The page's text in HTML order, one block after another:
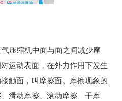
压缩机中面与面之间减少摩
运动表面，在外力作用下发生
触面，叫摩擦面。摩擦现象的
滑动摩擦、滚动摩擦、干摩